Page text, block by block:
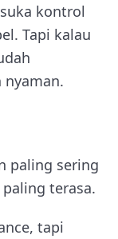
kontrol
Tapi kalau
nyaman.
paling sering
terasa.
tapi